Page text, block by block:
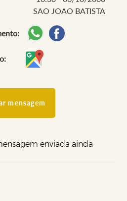
SAO JOAO BATISTA
mensagem
enviada ainda